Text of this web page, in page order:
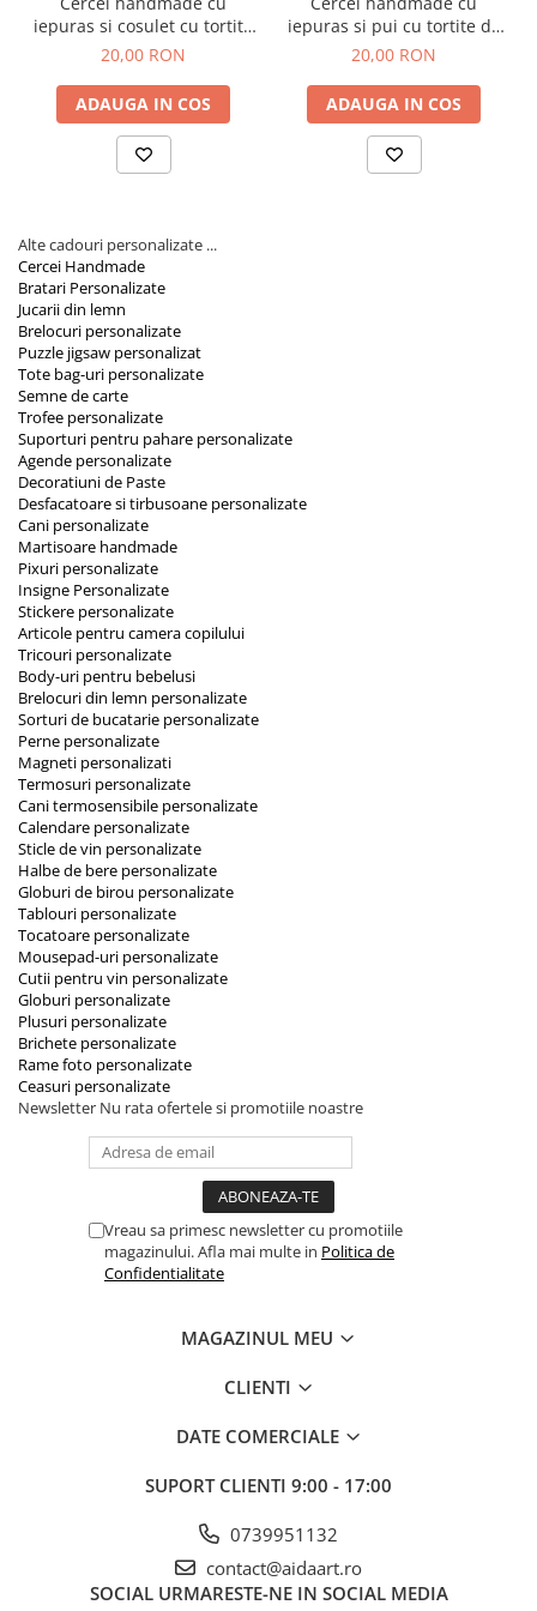
iepuras si cosulet cu tortite
de otel inoxidabil, 12 mm
20,00 RON
ADAUGA IN COS
iepuras si pui cu tortite de
otel inoxidabil, 12 mm
20,00 RON
ADAUGA IN COS
Alte cadouri personalizate ...
Cercei Handmade
Bratari Personalizate
Jucarii din lemn
Brelocuri personalizate
Puzzle jigsaw personalizat
Tote bag-uri personalizate
Semne de carte
Trofee personalizate
Suporturi pentru pahare personalizate
Agende personalizate
Decoratiuni de Paste
Desfacatoare si tirbusoane personalizate
Cani personalizate
Martisoare handmade
Pixuri personalizate
Insigne Personalizate
Stickere personalizate
Articole pentru camera copilului
Tricouri personalizate
Body-uri pentru bebelusi
Brelocuri din lemn personalizate
Sorturi de bucatarie personalizate
Perne personalizate
Magneti personalizati
Termosuri personalizate
Cani termosensibile personalizate
Calendare personalizate
Sticle de vin personalizate
Halbe de bere personalizate
Globuri de birou personalizate
Tablouri personalizate
Tocatoare personalizate
Mousepad-uri personalizate
Cutii pentru vin personalizate
Globuri personalizate
Plusuri personalizate
Brichete personalizate
Rame foto personalizate
Ceasuri personalizate
Newsletter Nu rata ofertele si promotiile noastre
Vreau sa primesc newsletter cu promotiile
magazinului. Afla mai multe in Politica de
Confidentialitate
MAGAZINUL MEU
CLIENTI
DATE COMERCIALE
SUPORT CLIENTI 9:00 - 17:00
0739951132
contact@aidaart.ro
SOCIAL URMARESTE-NE IN SOCIAL MEDIA